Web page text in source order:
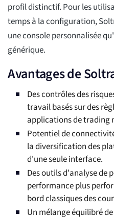
profil distinctif. Pour les
temps à la configuration,
une console personnalisée
générique.
Avantages de
Des contrôles des
travail basés sur des
applications de trading
Potentiel de
la diversification des
d'une seule interface.
Des outils d'analyse
performance plus
bord classiques des
Un mélange équilibré